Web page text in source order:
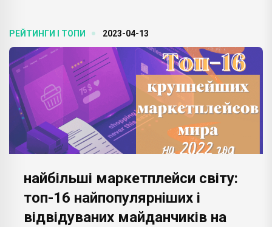
РЕЙТИНГИ І ТОПИ 2023-04-13
найбільші маркетплейси світу:
топ-16 найпопулярніших і
відвідуваних майданчиків на